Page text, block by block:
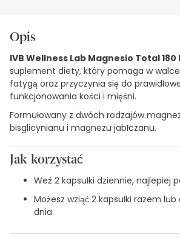
Opis
IVB Wellness Lab Magnesio Total 180
suplement diety, który pomaga w
fatygą oraz przyczynia się do
funkcjonowania kości i mięśni.
Formułowany z dwóch rodzajów
bisglicynianu i magnezu jabłczanu.
Jak korzystać
Weź 2 kapsułki dziennie, najlepiej
Możesz wziąć 2 kapsułki razem
dnia.